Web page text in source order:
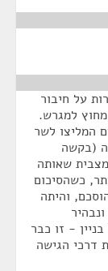
על חיבור
למגרש.
המליצו לשר
(בקשה
במפה המצבית שאותה
כשהסיכום
והיתה
בניין - זו כבר
דרכי הגישה